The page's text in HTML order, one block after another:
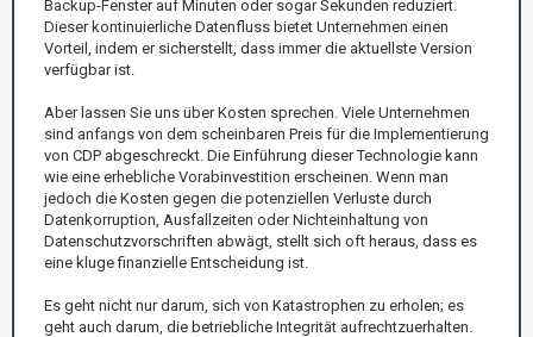
Backup-Fenster auf Minuten oder sogar Sekunden reduziert.
Dieser kontinuierliche Datenfluss bietet Unternehmen einen
Vorteil, indem er sicherstellt, dass immer die aktuellste Version
verfügbar ist.
Aber lassen Sie uns über Kosten sprechen. Viele Unternehmen
sind anfangs von dem scheinbaren Preis für die Implementierung
von CDP abgeschreckt. Die Einführung dieser Technologie kann
wie eine erhebliche Vorabinvestition erscheinen. Wenn man
jedoch die Kosten gegen die potenziellen Verluste durch
Datenkorruption, Ausfallzeiten oder Nichteinhaltung von
Datenschutzvorschriften abwägt, stellt sich oft heraus, dass es
eine kluge finanzielle Entscheidung ist.
Es geht nicht nur darum, sich von Katastrophen zu erholen; es
geht auch darum, die betriebliche Integrität aufrechtzuerhalten.